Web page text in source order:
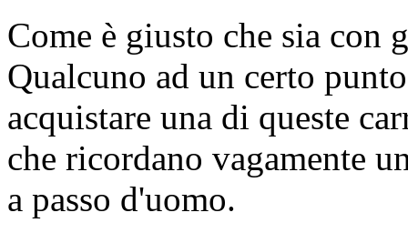
Come è giusto che sia con
Qualcuno ad un certo
acquistare una di queste
che ricordano vagamente
a passo d'uomo.